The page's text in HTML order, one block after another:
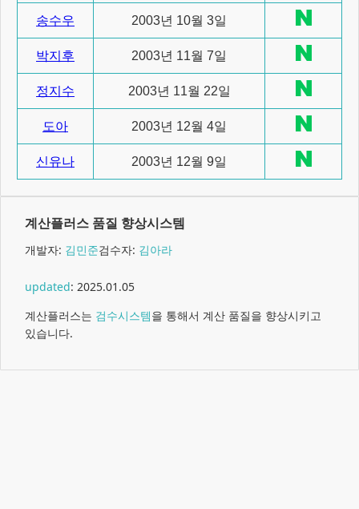
송수우 2003년 10월 3일
박지후 2003년 11월 7일
정지수 2003년 11월 22일
도아 2003년 12월 4일
신유나 2003년 12월 9일
계산플러스 품질 향상시스템
개발자: 김민준검수자: 김아라
updated: 2025.01.05
계산플러스는 검수시스템을 통해서 계산 품질을 향상시키고
있습니다.